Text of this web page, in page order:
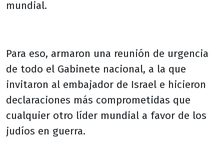
mundial.
Para eso, armaron una reunión de urgencia
de todo el Gabinete nacional, a la que
invitaron al embajador de Israel e hicieron
declaraciones más comprometidas que
cualquier otro líder mundial a favor de los
judíos en guerra.